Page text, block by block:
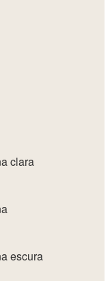
clara
escura